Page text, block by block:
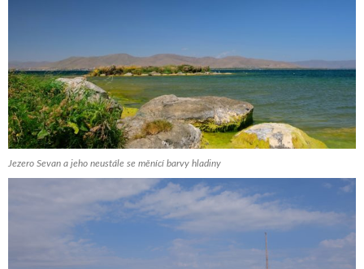
Jezero Sevan a jeho neustále se měnící barvy hladiny